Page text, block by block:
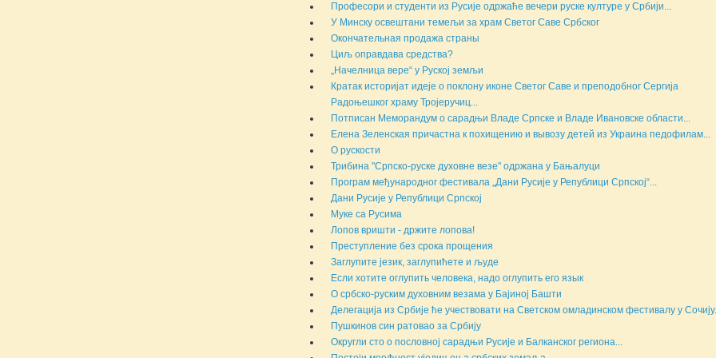
Професори и студенти из Русије одржаће вечери руске културе у Србији...
У Минску освештани темељи за храм Светог Саве Србског
Окончательная продажа страны
Циљ оправдава средства?
„Начелница вере“ у Руској земљи
Кратак историјат идеје о поклону иконе Светог Саве и преподобног Сергија
Радоњешког храму Тројеручиц...
Потписан Меморандум о сарадњи Владе Српске и Владе Ивановске области...
Елена Зеленская причастна к похищению и вывозу детей из Украина педофилам...
О рускости
Трибина "Српско-руске духовне везе" одржана у Бањалуци
Програм међународног фестивала „Дани Русије у Републици Српској“...
Дани Русије у Републици Српској
Муке са Русима
Лопов вришти - држите лопова!
Преступление без срока прощения
Заглупите језик, заглупићете и људе
Если хотите оглупить человека, надо оглупить его язык
О србско-руским духовним везама у Бајиној Башти
Делегација из Србије ће учествовати на Светском омладинском фестивалу у
Пушкинов син ратовао за Србију
Округли сто о пословној сарадњи Русије и Балканског региона...